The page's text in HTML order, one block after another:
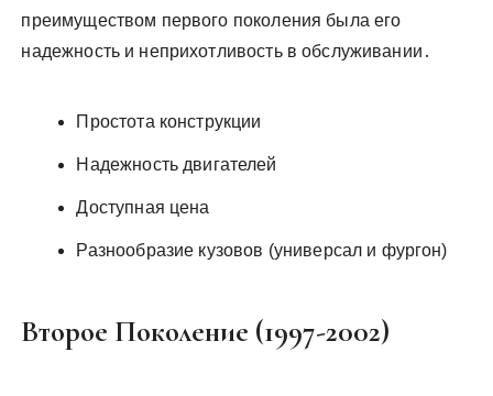
преимуществом первого поколения была его
надежность и неприхотливость в обслуживании․
Простота конструкции
Надежность двигателей
Доступная цена
Разнообразие кузовов (универсал и фургон)
Второе Поколение (1997-2002)